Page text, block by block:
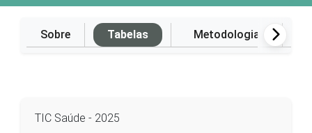
Sobre Tabelas Metodologia
TIC Saúde - 2025